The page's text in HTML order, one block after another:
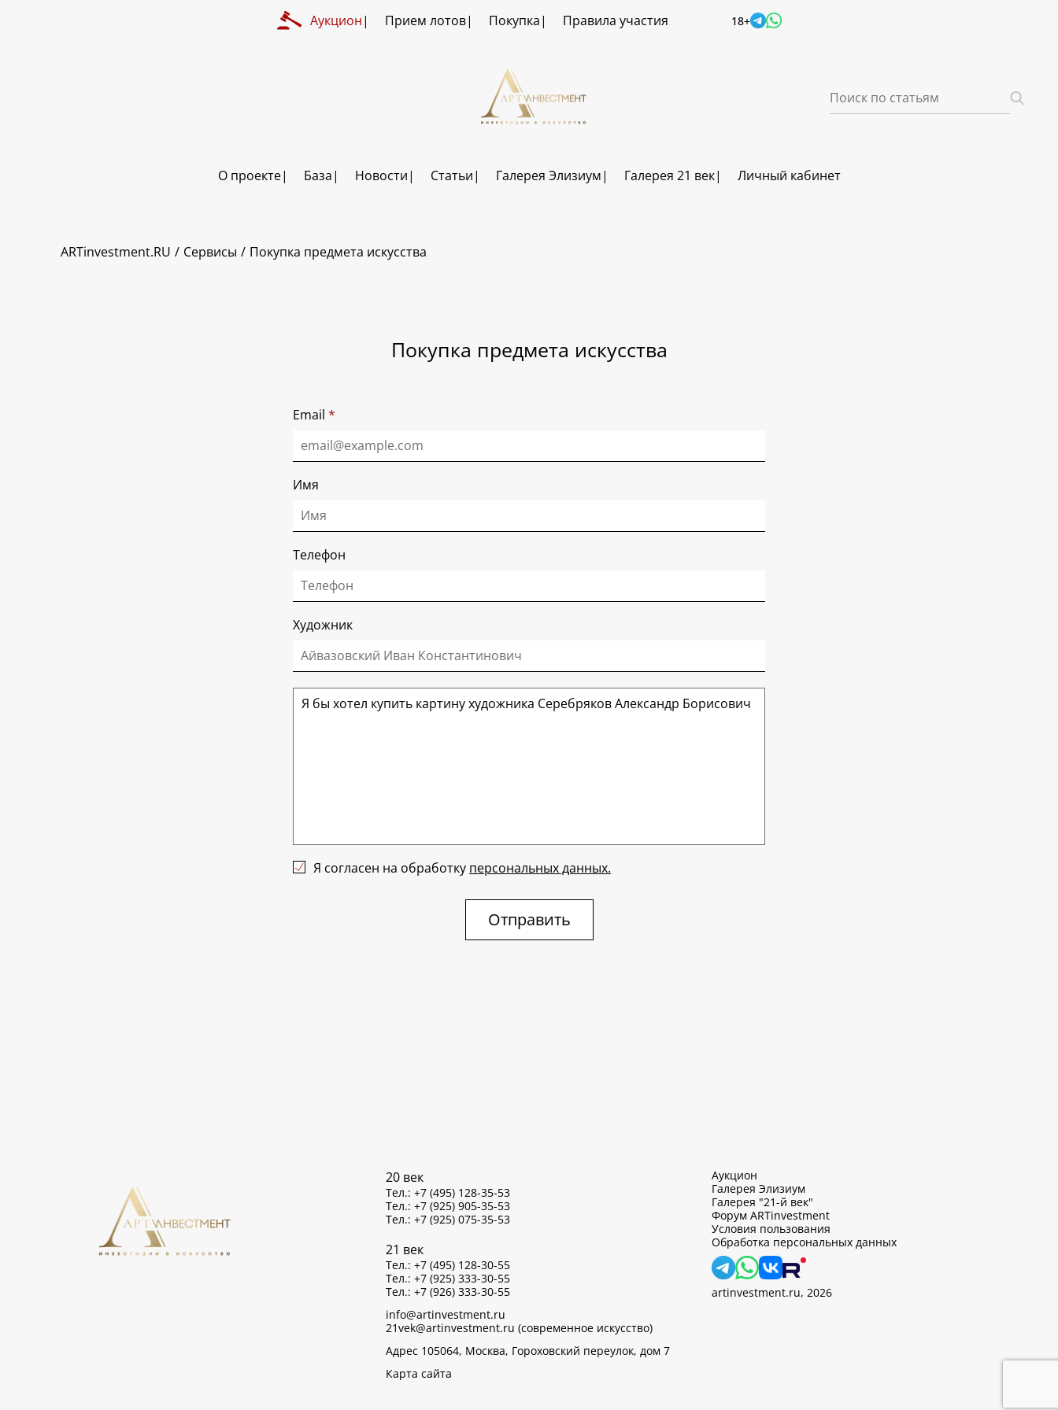
Аукцион Прием лотов Покупка Правила участия 18+
О проекте База Новости Статьи Галерея Элизиум Галерея 21 век Личный кабинет
ARTinvestment.RU Сервисы Покупка предмета искусства
Покупка предмета искусства
Email *
Имя
Телефон
Художник
Я согласен на обработку персональных данных.
Отправить
20 век
Тел.: +7 (495) 128-35-53
Тел.: +7 (925) 905-35-53
Тел.: +7 (925) 075-35-53
21 век
Тел.: +7 (495) 128-30-55
Тел.: +7 (925) 333-30-55
Тел.: +7 (926) 333-30-55
info@artinvestment.ru
21vek@artinvestment.ru (современное искусство)
Адрес 105064, Москва, Гороховский переулок, дом 7
Карта сайта
Аукцион
Галерея Элизиум
Галерея "21-й век"
Форум ARTinvestment
Условия пользования
Обработка персональных данных
artinvestment.ru, 2026